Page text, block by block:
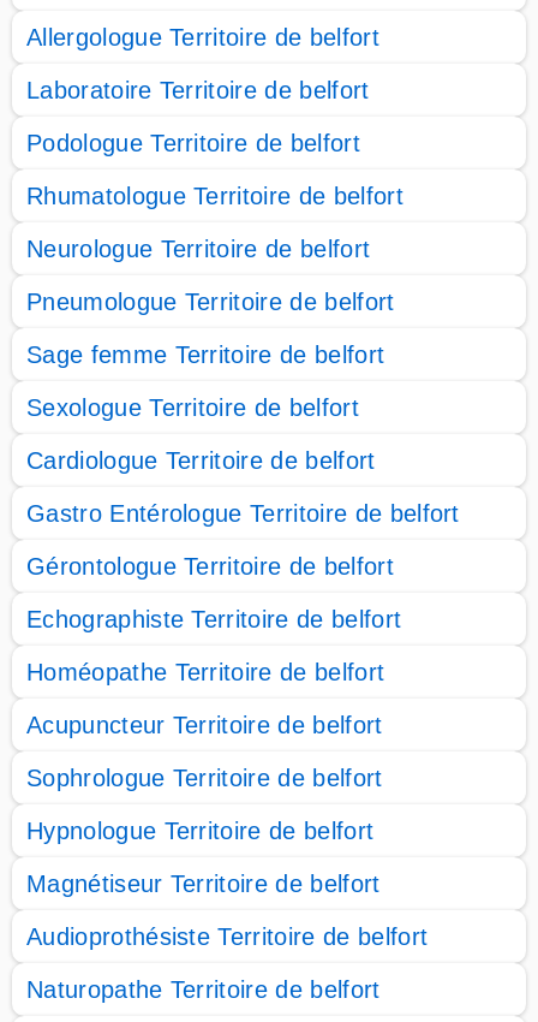
Allergologue Territoire de belfort
Laboratoire Territoire de belfort
Podologue Territoire de belfort
Rhumatologue Territoire de belfort
Neurologue Territoire de belfort
Pneumologue Territoire de belfort
Sage femme Territoire de belfort
Sexologue Territoire de belfort
Cardiologue Territoire de belfort
Gastro Entérologue Territoire de belfort
Gérontologue Territoire de belfort
Echographiste Territoire de belfort
Homéopathe Territoire de belfort
Acupuncteur Territoire de belfort
Sophrologue Territoire de belfort
Hypnologue Territoire de belfort
Magnétiseur Territoire de belfort
Audioprothésiste Territoire de belfort
Naturopathe Territoire de belfort